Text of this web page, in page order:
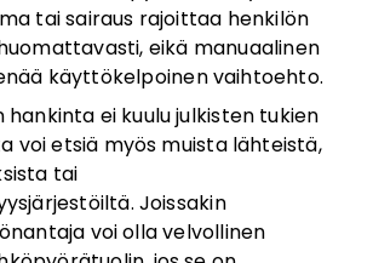
tai sairaus rajoittaa henkilön
eikä manuaalinen
käyttökelpoinen vaihtoehto.
ei kuulu julkisten tukien
voi etsiä myös muista lähteistä,
tai
Joissakin
voi olla velvollinen